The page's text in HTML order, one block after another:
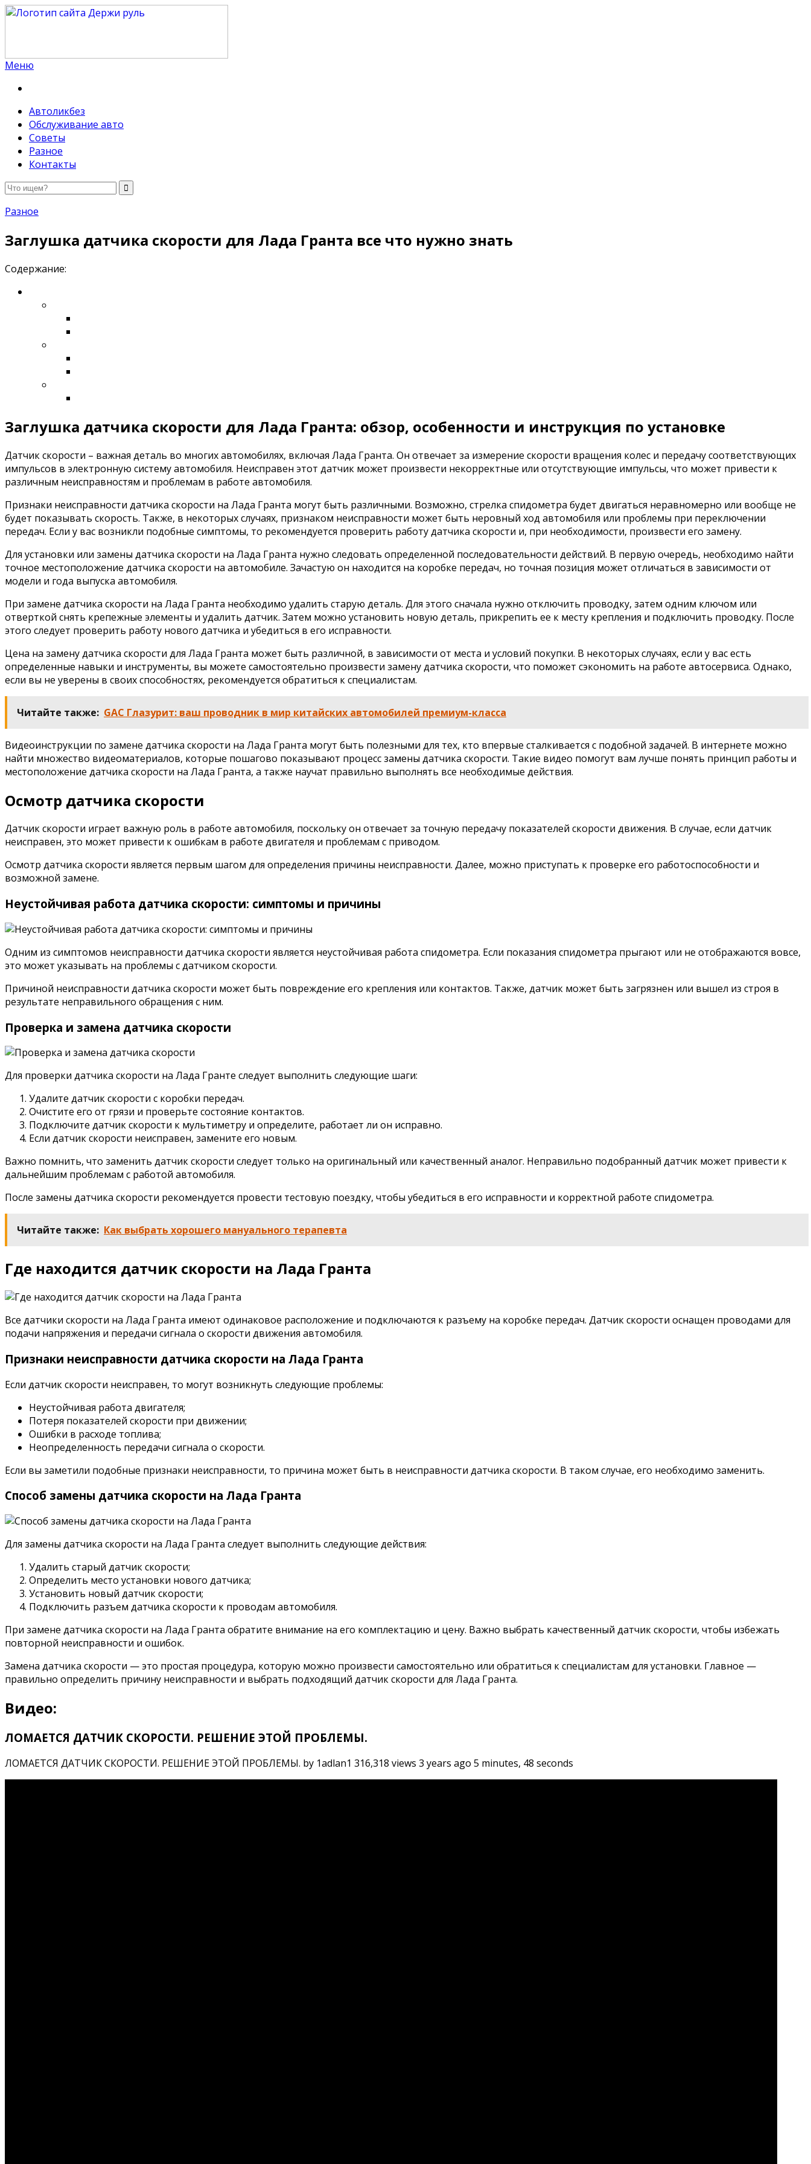
Меню
Автоликбез
Обслуживание авто
Советы
Разное
Контакты
Разное
Заглушка датчика скорости для Лада Гранта все что нужно знать
Содержание:
Заглушка датчика скорости для Лада Гранта: обзор, особенности и инструкция по установке
Датчик скорости – важная деталь во многих автомобилях, включая Лада Гранта. Он отвечает за измерение скорости вращения колес и передачу соответствующих
импульсов в электронную систему автомобиля. Неисправен этот датчик может произвести некорректные или отсутствующие импульсы, что может привести к
различным неисправностям и проблемам в работе автомобиля.
Признаки неисправности датчика скорости на Лада Гранта могут быть различными. Возможно, стрелка спидометра будет двигаться неравномерно или вообще не
будет показывать скорость. Также, в некоторых случаях, признаком неисправности может быть неровный ход автомобиля или проблемы при переключении
передач. Если у вас возникли подобные симптомы, то рекомендуется проверить работу датчика скорости и, при необходимости, произвести его замену.
Для установки или замены датчика скорости на Лада Гранта нужно следовать определенной последовательности действий. В первую очередь, необходимо найти
точное местоположение датчика скорости на автомобиле. Зачастую он находится на коробке передач, но точная позиция может отличаться в зависимости от
модели и года выпуска автомобиля.
При замене датчика скорости на Лада Гранта необходимо удалить старую деталь. Для этого сначала нужно отключить проводку, затем одним ключом или
отверткой снять крепежные элементы и удалить датчик. Затем можно установить новую деталь, прикрепить ее к месту крепления и подключить проводку. После
этого следует проверить работу нового датчика и убедиться в его исправности.
Цена на замену датчика скорости для Лада Гранта может быть различной, в зависимости от места и условий покупки. В некоторых случаях, если у вас есть
определенные навыки и инструменты, вы можете самостоятельно произвести замену датчика скорости, что поможет сэкономить на работе автосервиса. Однако,
если вы не уверены в своих способностях, рекомендуется обратиться к специалистам.
Читайте также: GAC Глазурит: ваш проводник в мир китайских автомобилей премиум-класса
Видеоинструкции по замене датчика скорости на Лада Гранта могут быть полезными для тех, кто впервые сталкивается с подобной задачей. В интернете можно
найти множество видеоматериалов, которые пошагово показывают процесс замены датчика скорости. Такие видео помогут вам лучше понять принцип работы и
местоположение датчика скорости на Лада Гранта, а также научат правильно выполнять все необходимые действия.
Осмотр датчика скорости
Датчик скорости играет важную роль в работе автомобиля, поскольку он отвечает за точную передачу показателей скорости движения. В случае, если датчик
неисправен, это может привести к ошибкам в работе двигателя и проблемам с приводом.
Осмотр датчика скорости является первым шагом для определения причины неисправности. Далее, можно приступать к проверке его работоспособности и
возможной замене.
Неустойчивая работа датчика скорости: симптомы и причины
Одним из симптомов неисправности датчика скорости является неустойчивая работа спидометра. Если показания спидометра прыгают или не отображаются вовсе,
это может указывать на проблемы с датчиком скорости.
Причиной неисправности датчика скорости может быть повреждение его крепления или контактов. Также, датчик может быть загрязнен или вышел из строя в
результате неправильного обращения с ним.
Проверка и замена датчика скорости
Для проверки датчика скорости на Лада Гранте следует выполнить следующие шаги:
Удалите датчик скорости с коробки передач.
Очистите его от грязи и проверьте состояние контактов.
Подключите датчик скорости к мультиметру и определите, работает ли он исправно.
Если датчик скорости неисправен, замените его новым.
Важно помнить, что заменить датчик скорости следует только на оригинальный или качественный аналог. Неправильно подобранный датчик может привести к
дальнейшим проблемам с работой автомобиля.
После замены датчика скорости рекомендуется провести тестовую поездку, чтобы убедиться в его исправности и корректной работе спидометра.
Читайте также: Как выбрать хорошего мануального терапевта
Где находится датчик скорости на Лада Гранта
Все датчики скорости на Лада Гранта имеют одинаковое расположение и подключаются к разъему на коробке передач. Датчик скорости оснащен проводами для
подачи напряжения и передачи сигнала о скорости движения автомобиля.
Признаки неисправности датчика скорости на Лада Гранта
Если датчик скорости неисправен, то могут возникнуть следующие проблемы:
Неустойчивая работа двигателя;
Потеря показателей скорости при движении;
Ошибки в расходе топлива;
Неопределенность передачи сигнала о скорости.
Если вы заметили подобные признаки неисправности, то причина может быть в неисправности датчика скорости. В таком случае, его необходимо заменить.
Способ замены датчика скорости на Лада Гранта
Для замены датчика скорости на Лада Гранта следует выполнить следующие действия:
Удалить старый датчик скорости;
Определить место установки нового датчика;
Установить новый датчик скорости;
Подключить разъем датчика скорости к проводам автомобиля.
При замене датчика скорости на Лада Гранта обратите внимание на его комплектацию и цену. Важно выбрать качественный датчик скорости, чтобы избежать
повторной неисправности и ошибок.
Замена датчика скорости — это простая процедура, которую можно произвести самостоятельно или обратиться к специалистам для установки. Главное —
правильно определить причину неисправности и выбрать подходящий датчик скорости для Лада Гранта.
Видео:
ЛОМАЕТСЯ ДАТЧИК СКОРОСТИ. РЕШЕНИЕ ЭТОЙ ПРОБЛЕМЫ.
ЛОМАЕТСЯ ДАТЧИК СКОРОСТИ. РЕШЕНИЕ ЭТОЙ ПРОБЛЕМЫ. by 1adlan1 316,318 views 3 years ago 5 minutes, 48 seconds